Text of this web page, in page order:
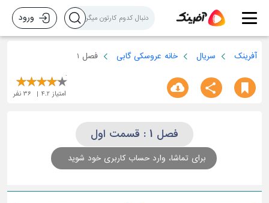
ورود
آفرینک سریال خانه عروسکی گابی فصل 1
امتیاز 4.2
36 نفر
فصل 1 : قسمت اول
برای تماشا، وارد حساب کاربری خود شوید